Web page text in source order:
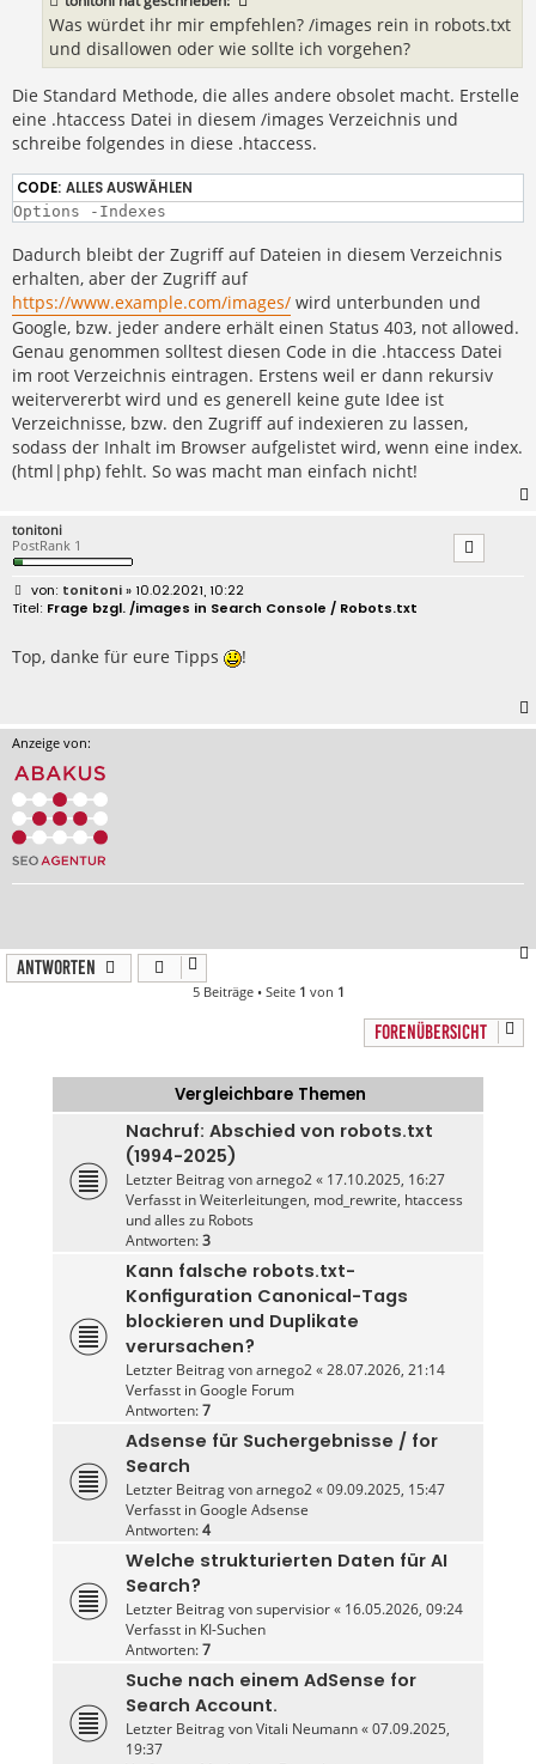
Was würdet ihr mir empfehlen? /images rein in robots.txt
und disallowen oder wie sollte ich vorgehen?
Die Standard Methode, die alles andere obsolet macht. Erstelle
eine .htaccess Datei in diesem /images Verzeichnis und
schreibe folgendes in diese .htaccess.
CODE: ALLES AUSWÄHLEN
Options -Indexes
Dadurch bleibt der Zugriff auf Dateien in diesem Verzeichnis
erhalten, aber der Zugriff auf
https://www.example.com/images/ wird unterbunden und
Google, bzw. jeder andere erhält einen Status 403, not allowed.
Genau genommen solltest diesen Code in die .htaccess Datei
im root Verzeichnis eintragen. Erstens weil er dann rekursiv
weitervererbt wird und es generell keine gute Idee ist
Verzeichnisse, bzw. den Zugriff auf indexieren zu lassen,
sodass der Inhalt im Browser aufgelistet wird, wenn eine index.
(html|php) fehlt. So was macht man einfach nicht!
tonitoni
PostRank 1
B
e
r
a
tonitoni» 10.02.2021, 10:22
Frage bzgl. /images in Search Console / Robots.txt
Top, danke für eure Tipps !
Anzeige von:
Antworten
5 Beiträge • Seite 1 von 1
FORENÜBERSICHT
Vergleichbare Themen
Nachruf: Abschied von robots.txt
(1994-2025)
Letzter Beitrag vonarnego2« 17.10.2025, 16:27
Verfasst inWeiterleitungen, mod_rewrite, htaccess
und alles zu Robots
Antworten:3
Kann falsche robots.txt-
Konfiguration Canonical-Tags
blockieren und Duplikate
verursachen?
Letzter Beitrag vonarnego2«28.07.2026, 21:14
Verfasst inGoogle Forum
Antworten:7
Adsense für Suchergebnisse / for
Search
Letzter Beitrag vonarnego2«09.09.2025, 15:47
Verfasst inGoogle Adsense
Antworten:4
Welche strukturierten Daten für AI
Search?
Letzter Beitrag vonsupervisior« 16.05.2026, 09:24
Verfasst in KI-Suchen
Antworten:7
Suche nach einem AdSense for
Search Account.
Letzter Beitrag vonVitali Neumann«07.09.2025,
19:37